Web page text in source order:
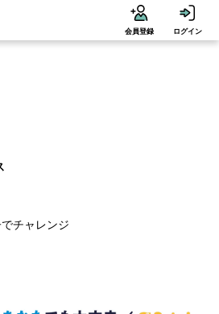
会員登録 ログイン
チャレンジ